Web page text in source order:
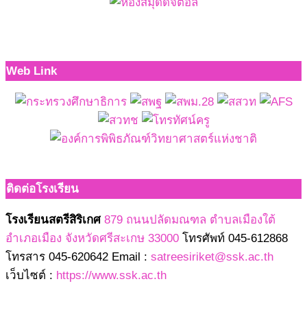
Web Link
ติดต่อโรงเรียน
โรงเรียนสตรีสิริเกศ 879 ถนนปลัดมณฑล ตำบลเมืองใต้
อำเภอเมือง จังหวัดศรีสะเกษ 33000 โทรศัพท์ 045-612868
โทรสาร 045-620642 Email : satreesiriket@ssk.ac.th
เว็บไซต์ : https://www.ssk.ac.th